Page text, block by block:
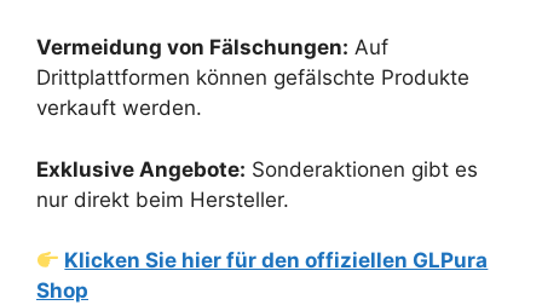
Vermeidung von Fälschungen: Auf
Drittplattformen können gefälschte Produkte
verkauft werden.
Exklusive Angebote: Sonderaktionen gibt es
nur direkt beim Hersteller.
Klicken Sie hier für den offiziellen GLPura
Shop